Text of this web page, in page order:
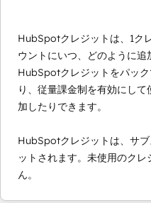
HubSpotクレジットは、1ク
ウントにいつ、どのように追
HubSpotクレジットをパッ
り、従量課金制を有効にし
加したりできます。
HubSpotクレジットは、サ
ットされます。未使用のク
ん。